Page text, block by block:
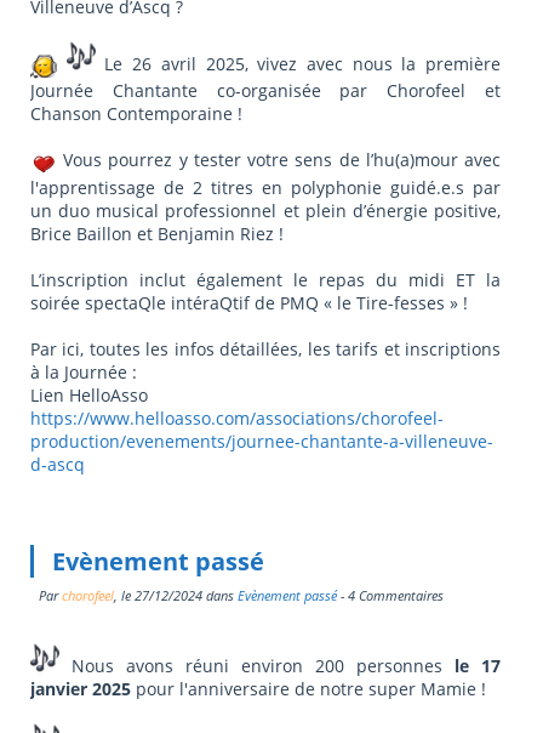
Villeneuve d’Ascq ?
Le 26 avril 2025, vivez avec nous la première
Journée Chantante co-organisée par Chorofeel et
Chanson Contemporaine !
Vous pourrez y tester votre sens de l’hu(a)mour avec
l'apprentissage de 2 titres en polyphonie guidé.e.s par
un duo musical professionnel et plein d’énergie positive,
Brice Baillon et Benjamin Riez !
L’inscription inclut également le repas du midi ET la
soirée spectaQle intéraQtif de PMQ « le Tire-fesses » !
Par ici, toutes les infos détaillées, les tarifs et inscriptions
à la Journée :
Lien HelloAsso
https://www.helloasso.com/associations/chorofeel-
production/evenements/journee-chantante-a-villeneuve-
d-ascq
Evènement passé
Parchorofeel, le 27/12/2024dans Evènement passé- 4 Commentaires
Nous avons réuni environ 200 personnes le 17
janvier 2025 pour l'anniversaire de notre super Mamie !